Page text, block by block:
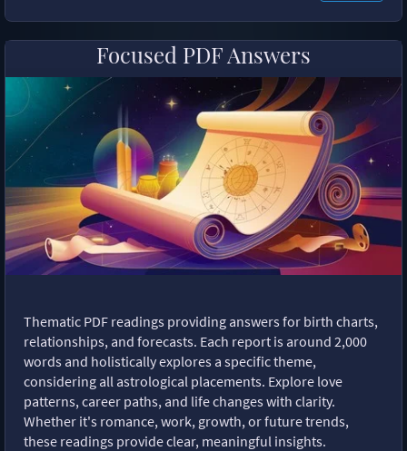
Focused PDF Answers
Thematic PDF readings providing answers for birth charts,
relationships, and forecasts. Each report is around 2,000
words and holistically explores a specific theme,
considering all astrological placements. Explore love
patterns, career paths, and life changes with clarity.
Whether it's romance, work, growth, or future trends,
these readings provide clear, meaningful insights.